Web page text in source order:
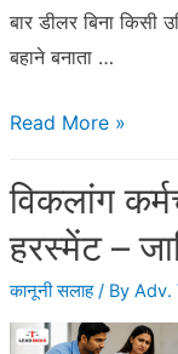
बार डीलर बिना किसी
बहाने बनाता …
डीलर
नहीं
रहा
है
–
Read More »
विकलांग
हरस्मेंट –
कानूनी सलाह/ By Adv.